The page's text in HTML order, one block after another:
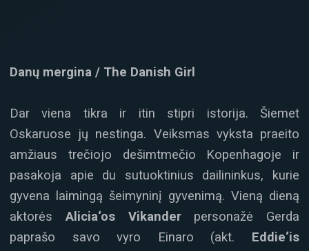
Danų mergina / The Danish Girl
Dar viena tikra ir itin stipri istorija. Šiemet
Oskaruose jų nestinga. Veiksmas vyksta praeito
amžiaus trečiojo dešimtmečio Kopenhagoje ir
pasakoja apie du sutuoktinius dailininkus, kurie
gyvena laimingą šeimyninį gyvenimą. Vieną dieną
aktorės Alicia‘os Vikanderpersonažė Gerda
paprašo savo vyro Einaro (akt. Eddie‘is